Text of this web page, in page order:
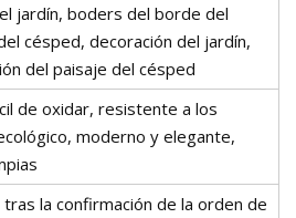
jardín, boders del borde del
césped, decoración del jardín,
del paisaje del césped
de oxidar, resistente a los
moderno y elegante,
la confirmación de la orden de